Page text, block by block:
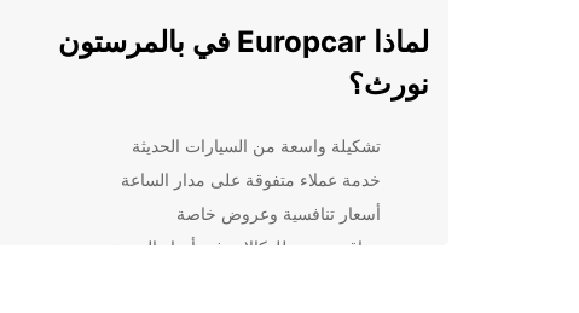
لماذا Europcar في بالمرستون
نورث؟
تشكيلة واسعة من السيارات الحديثة
خدمة عملاء متفوقة على مدار الساعة
أسعار تنافسية وعروض خاصة
مواقع مريحة للوكالات في أنحاء المدينة